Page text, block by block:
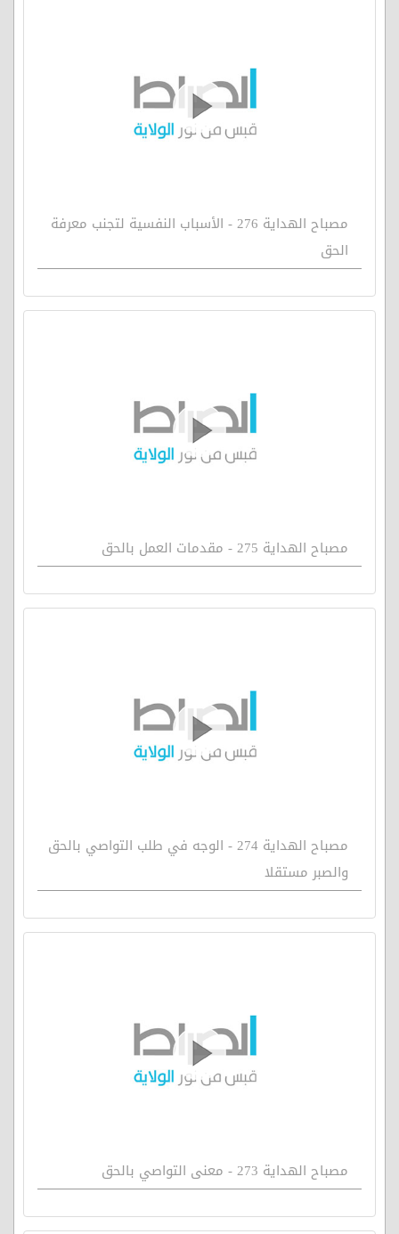
مصباح الهداية 276 - الأسباب النفسية لتجنب معرفة
الحق
مصباح الهداية 275 - مقدمات العمل بالحق
مصباح الهداية 274 - الوجه في طلب التواصي بالحق
والصبر مستقلا
مصباح الهداية 273 - معنى التواصي بالحق